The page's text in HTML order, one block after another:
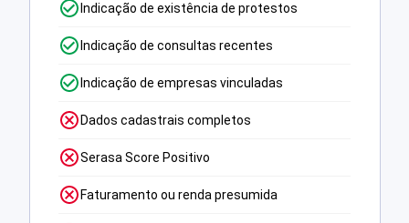
Indicação de existência de protestos
Indicação de consultas recentes
Indicação de empresas vinculadas
Dados cadastrais completos
Serasa Score Positivo
Faturamento ou renda presumida